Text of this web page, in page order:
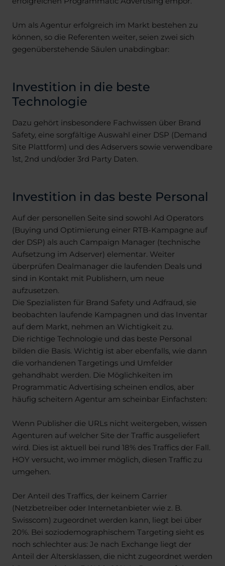
Um als Agentur erfolgreich im Markt bestehen zu
können, so die Referenten weiter, seien zwei sich
gegenüberstehende Säulen unabdingbar:
Investition in die beste
Technologie
Dazu gehört insbesondere Fachwissen über Brand
Safety, eine sorgfältige Auswahl einer DSP (Demand
Site Plattform) und des Adservers sowie verwendbare
1st, 2nd und/oder 3rd Party Daten.
Investition in das beste Personal
Auf der personellen Seite sind sowohl Ad Operators
(Buying und Optimierung einer RTB-Kampagne auf
der DSP) als auch Campaign Manager (technische
Aufsetzung im Adserver) elementar. Weiter
überprüfen Dealmanager die laufenden Deals und
sind in Kontakt mit Publishern, um neue
aufzusetzen.
Die Spezialisten für Brand Safety und Adfraud, sie
beobachten laufende Kampagnen und das Inventar
auf dem Markt, nehmen an Wichtigkeit zu.
Die richtige Technologie und das beste Personal
bilden die Basis. Wichtig ist aber ebenfalls, wie dann
die vorhandenen Targetings und Umfelder
gehandhabt werden. Die Möglichkeiten im
Programmatic Advertising scheinen endlos, aber
häufig scheitern Agentur am scheinbar Einfachsten:
Wenn Publisher die URLs nicht weitergeben, wissen
Agenturen auf welcher Site der Traffic ausgeliefert
wird. Dies ist aktuell bei rund 18% des Traffics der Fall.
HOY versucht, wo immer möglich, diesen Traffic zu
umgehen.
Der Anteil des Traffics, der keinem Carrier
(Netzbetreiber oder Internetanbieter wie z. B.
Swisscom) zugeordnet werden kann, liegt bei über
20%. Bei soziodemographischem Targeting sieht es
noch schlechter aus: Je nach Exchange liegt der
Anteil der Altersklassen, die nicht zugeordnet werden